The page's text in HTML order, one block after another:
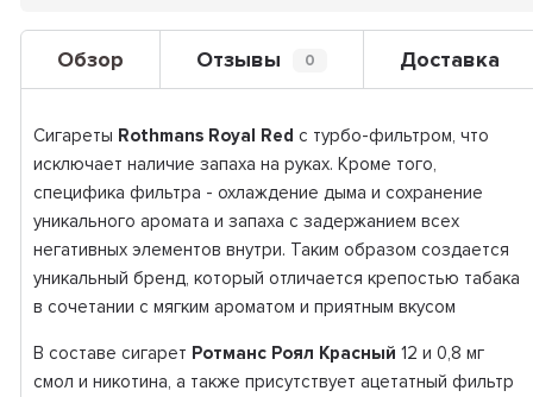
Обзор Отзывы 0 Доставка
Сигареты Rothmans Royal Red с турбо-фильтром, что
исключает наличие запаха на руках. Кроме того,
специфика фильтра - охлаждение дыма и сохранение
уникального аромата и запаха с задержанием всех
негативных элементов внутри. Таким образом создается
уникальный бренд, который отличается крепостью табака
в сочетании с мягким ароматом и приятным вкусом
В составе сигарет Ротманс Роял Красный 12 и 0,8 мг
смол и никотина, а также присутствует ацетатный фильтр